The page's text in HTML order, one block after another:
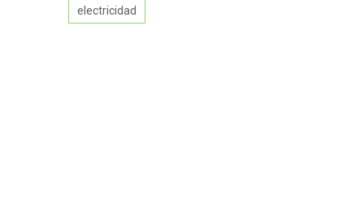
electricidad